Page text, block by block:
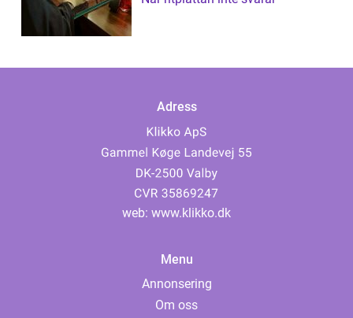
Adress
web: www.klikko.dk
Menu
Annonsering
Om oss